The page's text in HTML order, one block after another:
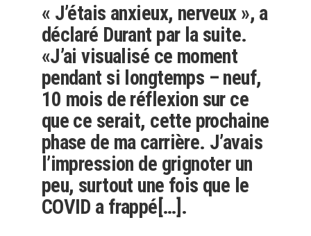
« J’étais anxieux, nerveux », a
déclaré Durant par la suite.
«J’ai visualisé ce moment
pendant si longtemps – neuf,
10 mois de réflexion sur ce
que ce serait, cette prochaine
phase de ma carrière. J’avais
l’impression de grignoter un
peu, surtout une fois que le
COVID a frappé[…].